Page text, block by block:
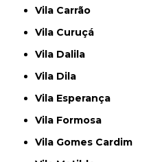
Vila Carrão
Vila Curuçá
Vila Dalila
Vila Dila
Vila Esperança
Vila Formosa
Vila Gomes Cardim